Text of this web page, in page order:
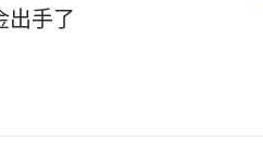
出手了